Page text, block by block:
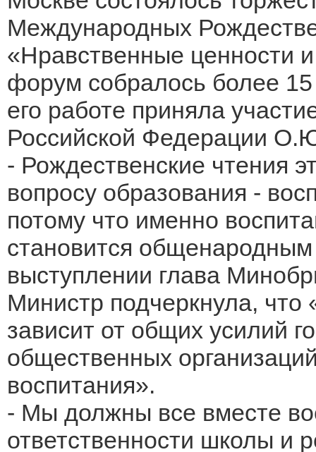
Международных
«Нравственные ценности
форум собралось более 15
его работе приняла
Российской Федерации
- Рождественские чтения
вопросу образования -
потому что именно
становится
выступлении глава
Министр подчеркнула,
зависит от общих усилий
общественных
воспитания».
- Мы должны все вместе
ответственности школы и